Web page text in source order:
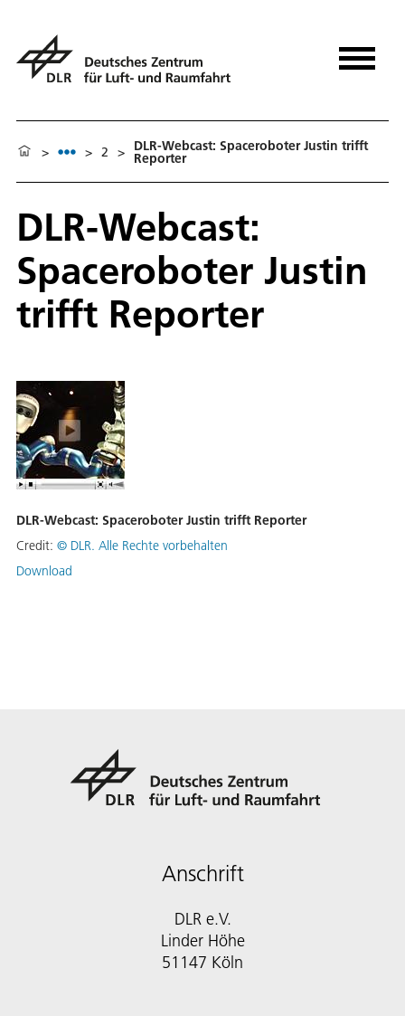
> > 2 > DLR-Webcast: Spaceroboter Justin trifft
Reporter
DLR-Webcast:
Spaceroboter Justin
trifft Reporter
DLR-Webcast: Spaceroboter Justin trifft Reporter
Credit: © DLR. Alle Rechte vorbehalten
Download
Anschrift
DLR e.V.
Linder Höhe
51147 Köln